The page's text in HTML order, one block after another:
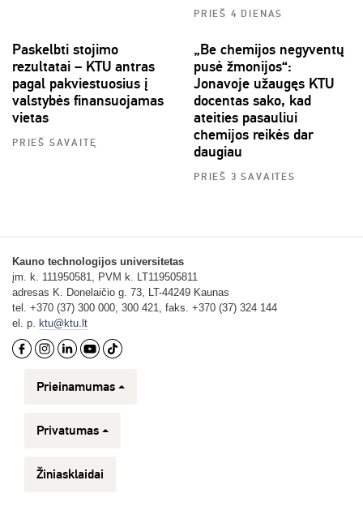
PRIEŠ 4 DIENAS
Paskelbti stojimo
rezultatai – KTU antras
pagal pakviestuosius į
valstybės finansuojamas
vietas
PRIEŠ SAVAITĘ
„Be chemijos negyventų
pusė žmonijos“:
Jonavoje užaugęs KTU
docentas sako, kad
ateities pasauliui
chemijos reikės dar
daugiau
PRIEŠ 3 SAVAITES
Kauno technologijos universitetas
įm. k. 111950581, PVM k. LT119505811
adresas K. Donelaičio g. 73, LT-44249 Kaunas
tel. +370 (37) 300 000, 300 421, faks. +370 (37) 324 144
el. p. ktu@ktu.lt
Prieinamumas
Privatumas
Žiniasklaidai